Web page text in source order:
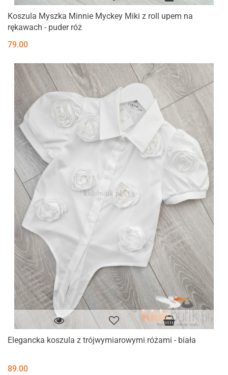
Koszula Myszka Minnie Myckey Miki z roll upem na
rękawach - puder róż
79.00
Elegancka koszula z trójwymiarowymi różami - biała
89.00